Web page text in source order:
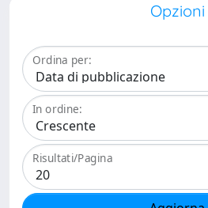
Opzioni
Ordina per:
In ordine:
Risultati/Pagina